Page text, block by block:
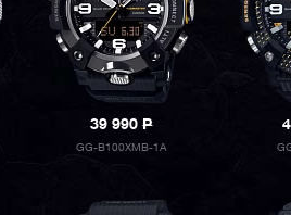
39 990P
GG-B100XMB-1A